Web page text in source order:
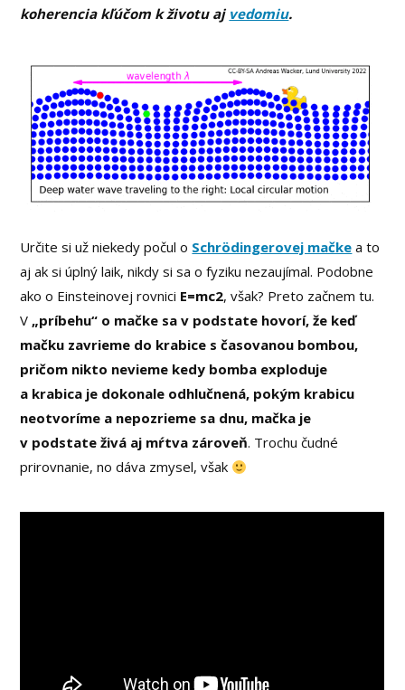
koherencia kľúčom k životu aj vedomiu.
Určite si už niekedy počul o Schrödingerovej mačke a to
aj ak si úplný laik, nikdy si sa o fyziku nezaujímal. Podobne
ako o Einsteinovej rovnici E=mc2, však? Preto začnem tu.
V „príbehu“ o mačke sa v podstate hovorí, že keď
mačku zavrieme do krabice s časovanou bombou,
pričom nikto nevieme kedy bomba exploduje
a krabica je dokonale odhlučnená, pokým krabicu
neotvoríme a nepozrieme sa dnu, mačka je
v podstate živá aj mŕtva zároveň. Trochu čudné
prirovnanie, no dáva zmysel, však